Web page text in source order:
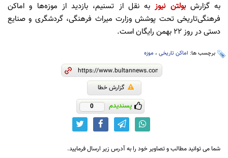
به گزارشبولتن نیوزبه نقل از تسنیم، بازدید از موزه‌ها و اماکن
فرهنگی‌تاریخی تحت پوشش وزارت میراث فرهنگی، گردشگری و صنایع
دستی در روز ۲۲ بهمن رایگان است.
برچسب ها: اماکن تاریخی ، موزه
گزارش خطا
پسندیدم 0
شما می توانید مطالب و تصاویر خود را به آدرس زیر ارسال فرمایید.